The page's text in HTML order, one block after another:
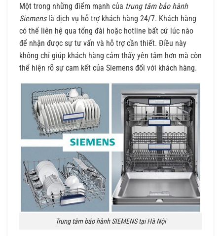
Một trong những điểm mạnh của trung tâm bảo hành
Siemenslà dịch vụ hỗ trợ khách hàng 24/7. Khách hàng
có thể liên hệ qua tổng đài hoặc hotline bất cứ lúc nào
để nhận được sự tư vấn và hỗ trợ cần thiết. Điều này
không chỉ giúp khách hàng cảm thấy yên tâm hơn mà còn
thể hiện rõ sự cam kết của Siemens đối với khách hàng.
Trung tâm bảo hành SIEMENS tại Hà Nội